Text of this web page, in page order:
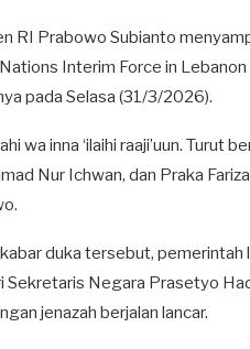
RI Prabowo Subianto
Interim Force in
pada Selasa (31/3/2026).
wa inna ‘ilaihi raaji’uun.
Nur Ichwan, dan Praka
duka tersebut,
Sekretaris Negara Prasetyo
jenazah berjalan lancar.